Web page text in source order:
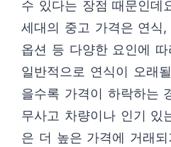
수 있다는 장점 때문인데
세대의 중고 가격은 연식
옵션 등 다양한 요인에
일반적으로 연식이 오래
을수록 가격이 하락하는
무사고 차량이나 인기 있
은 더 높은 가격에 거래